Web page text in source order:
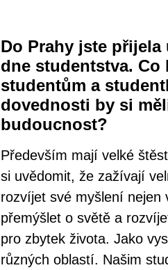
Do Prahy jste
dne studentstva. Co
studentům a
dovednosti by si
budoucnost?
Především mají velké
si uvědomit, že zažívají
rozvíjet své myšlení nejen
přemýšlet o světě a
pro zbytek života. Jako
různých oblastí. Našim